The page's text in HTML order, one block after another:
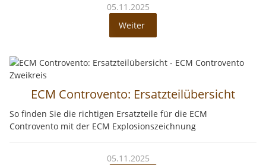
05.11.2025
Weiter
ECM Controvento: Ersatzteilübersicht
So finden Sie die richtigen Ersatzteile für die ECM
Controvento mit der ECM Explosionszeichnung
05.11.2025